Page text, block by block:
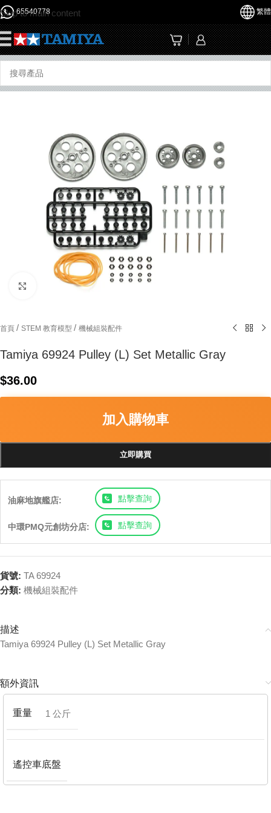
Skip to main content
65540778 繁體
Click to enlarge
首頁 / STEM 教育模型 / 機械組裝配件
Tamiya 69924 Pulley (L) Set Metallic Gray
$36.00
加入購物車
立即購買
油麻地旗艦店: 點擊查詢
中環PMQ元創坊分店: 點擊查詢
貨號: TA 69924
分類: 機械組裝配件
描述
Tamiya 69924 Pulley (L) Set Metallic Gray
額外資訊
重量 1 公斤
遙控車底盤